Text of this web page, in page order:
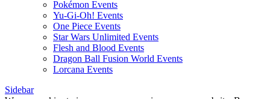
Pokémon Events
Yu-Gi-Oh! Events
One Piece Events
Star Wars Unlimited Events
Flesh and Blood Events
Dragon Ball Fusion World Events
Lorcana Events
Sidebar